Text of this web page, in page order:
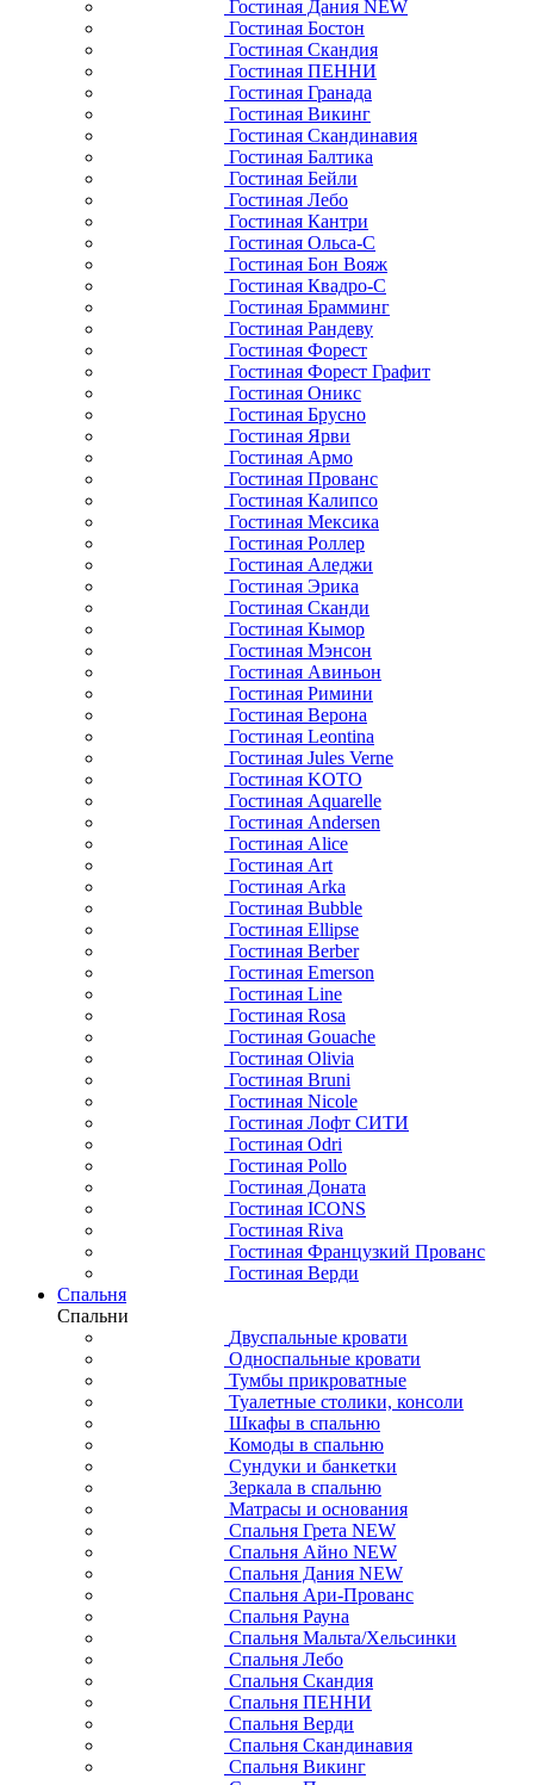
Гостиная Дания NEW
Гостиная Бостон
Гостиная Скандия
Гостиная ПЕННИ
Гостиная Гранада
Гостиная Викинг
Гостиная Скандинавия
Гостиная Балтика
Гостиная Бейли
Гостиная Лебо
Гостиная Кантри
Гостиная Ольса-С
Гостиная Бон Вояж
Гостиная Квадро-С
Гостиная Брамминг
Гостиная Рандеву
Гостиная Форест
Гостиная Форест Графит
Гостиная Оникс
Гостиная Брусно
Гостиная Ярви
Гостиная Армо
Гостиная Прованс
Гостиная Калипсо
Гостиная Мексика
Гостиная Роллер
Гостиная Аледжи
Гостиная Эрика
Гостиная Сканди
Гостиная Кымор
Гостиная Мэнсон
Гостиная Авиньон
Гостиная Римини
Гостиная Верона
Гостиная Leontina
Гостиная Jules Verne
Гостиная KOTO
Гостиная Aquarelle
Гостиная Andersen
Гостиная Alice
Гостиная Art
Гостиная Arka
Гостиная Bubble
Гостиная Ellipse
Гостиная Berber
Гостиная Emerson
Гостиная Line
Гостиная Rosa
Гостиная Gouache
Гостиная Olivia
Гостиная Bruni
Гостиная Nicole
Гостиная Лофт СИТИ
Гостиная Odri
Гостиная Pollo
Гостиная Доната
Гостиная ICONS
Гостиная Riva
Гостиная Французкий Прованс
Гостиная Верди
Спальня
Спальни
Двуспальные кровати
Односпальные кровати
Тумбы прикроватные
Туалетные столики, консоли
Шкафы в спальню
Комоды в спальню
Сундуки и банкетки
Зеркала в спальню
Матрасы и основания
Спальня Грета NEW
Спальня Айно NEW
Спальня Дания NEW
Спальня Ари-Прованс
Спальня Рауна
Спальня Мальта/Хельсинки
Спальня Лебо
Спальня Скандия
Спальня ПЕННИ
Спальня Верди
Спальня Скандинавия
Спальня Викинг